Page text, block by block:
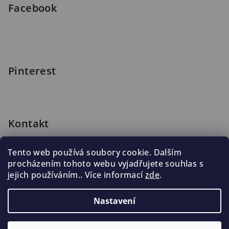
Tento web používá soubory cookie. Dalším
procházením tohoto webu vyjadřujete souhlas s
jejich používáním.. Více informacízde.
Nastavení
Facebook
Pinterest
Kontakt
222 316 990
776 019 998, 602 537 625